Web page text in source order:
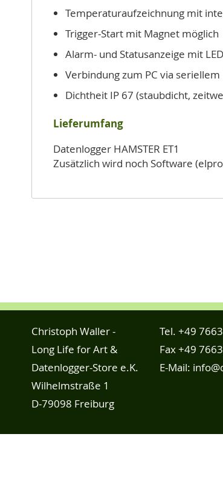
Temperaturaufzeichnung mit
Trigger-Start mit Magnet möglich
Alarm- und Statusanzeige mit
Verbindung zum PC via
Dichtheit IP 67 (staubdicht,
Lieferumfang
Datenlogger HAMSTER ET1
Zusätzlich wird noch Software
Christoph Waller -
Long Life for Art &
Datenlogger-Store e.K.
Wilhelmstraße 1
D-79098 Freiburg
Tel. +49
Fax +49
E-Mail: